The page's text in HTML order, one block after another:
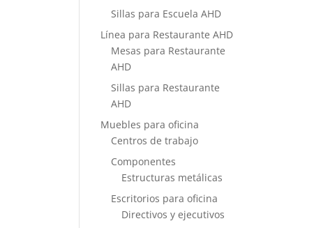
Sillas para Escuela AHD
Línea para Restaurante AHD
Mesas para Restaurante
AHD
Sillas para Restaurante
AHD
Muebles para oficina
Centros de trabajo
Componentes
Estructuras metálicas
Escritorios para oficina
Directivos y ejecutivos